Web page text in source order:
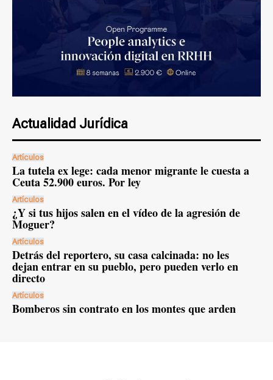
Actualidad Jurídica
Artículos
La tutela ex lege: cada menor migrante le cuesta a
Ceuta 52.900 euros. Por ley
Artículos
¿Y si tus hijos salen en el vídeo de la agresión de
Moguer?
Artículos
Detrás del reportero, su casa calcinada: no les
dejan entrar en su pueblo, pero pueden verlo en
directo
Artículos
Bomberos sin contrato en los montes que arden